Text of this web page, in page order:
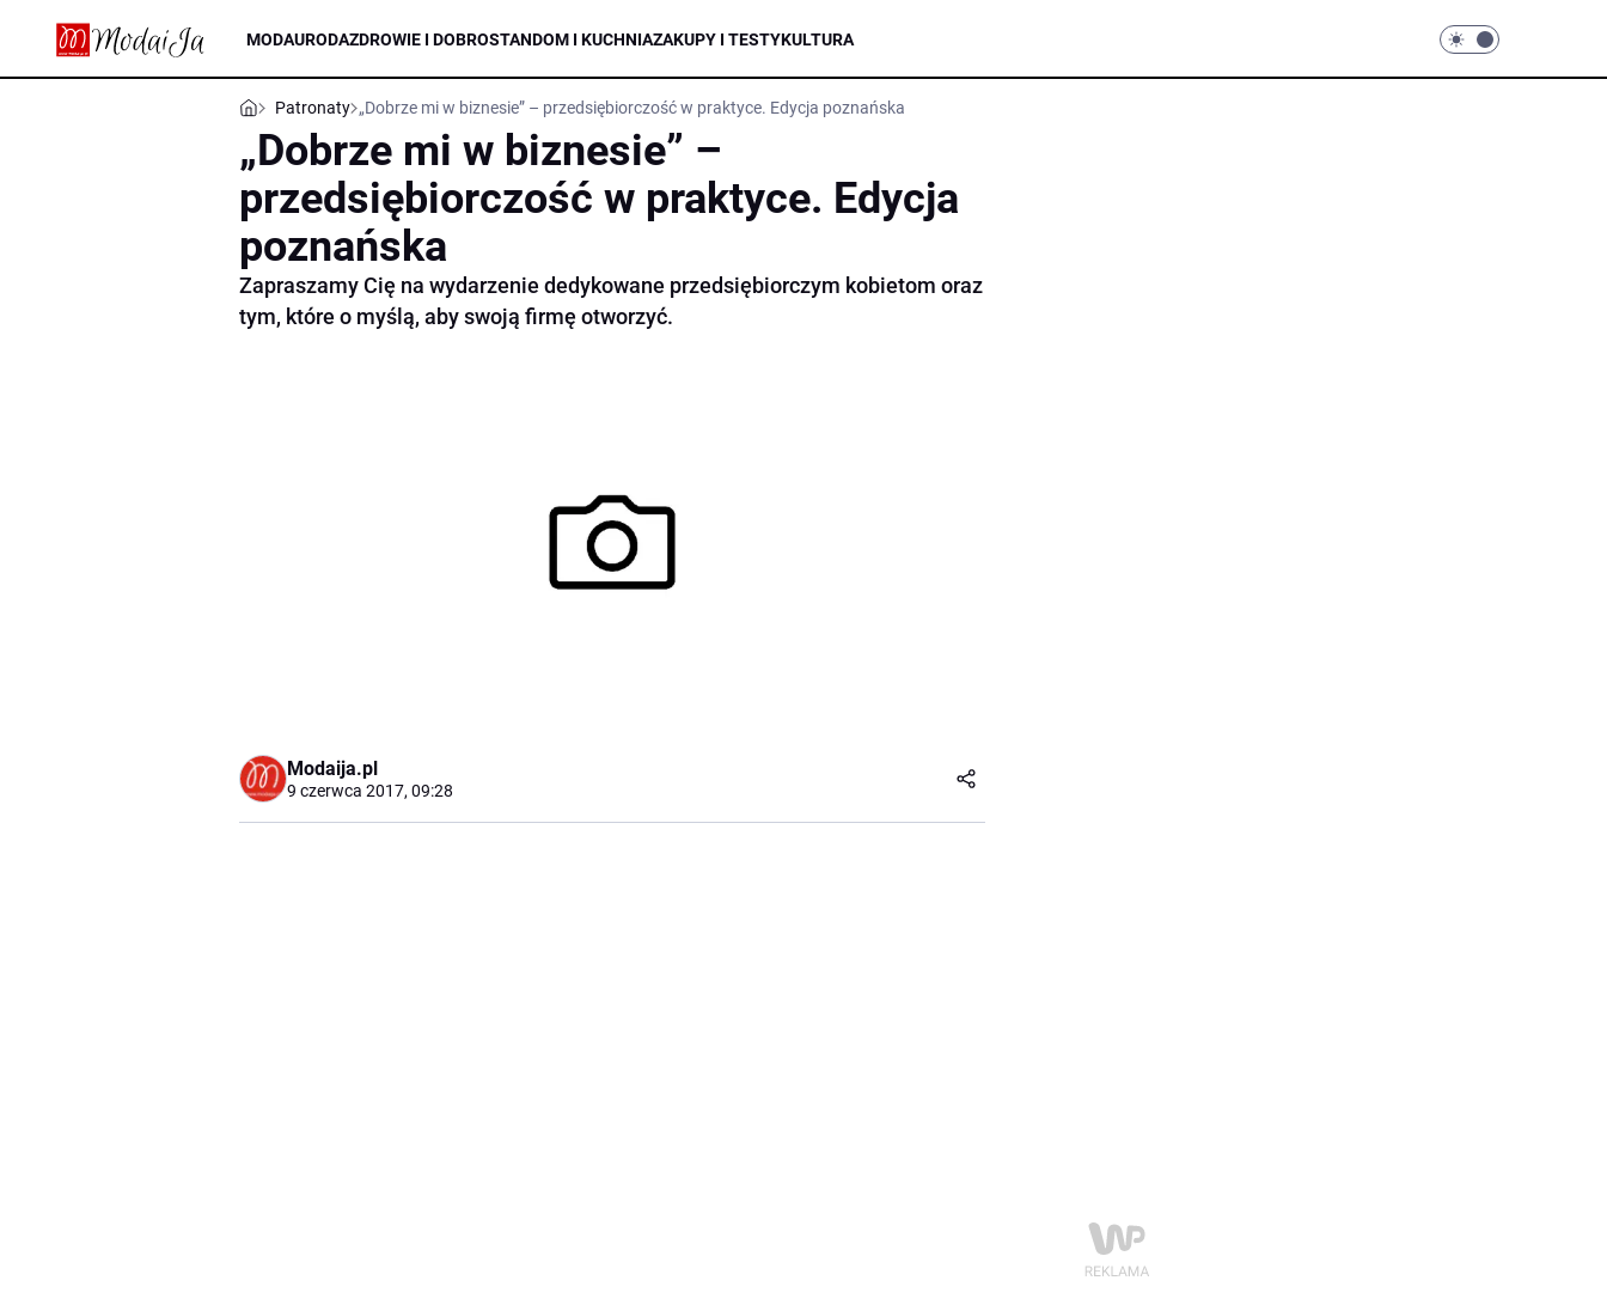
MODAURODAZDROWIE I DOBROSTANDOM I KUCHNIAZAKUPY I TESTYKULTURA
Patronaty „Dobrze mi w biznesie” – przedsiębiorczość w praktyce. Edycja poznańska
„Dobrze mi w biznesie” –
przedsiębiorczość w praktyce. Edycja
poznańska
Zapraszamy Cię na wydarzenie dedykowane przedsiębiorczym kobietom oraz
tym, które o myślą, aby swoją firmę otworzyć.
Modaija.pl
9 czerwca 2017, 09:28